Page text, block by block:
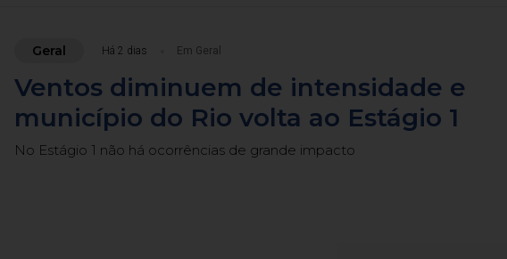
Geral Há 2 dias Em Geral
Ventos diminuem de intensidade e
município do Rio volta ao Estágio 1
No Estágio 1 não há ocorrências de grande impacto